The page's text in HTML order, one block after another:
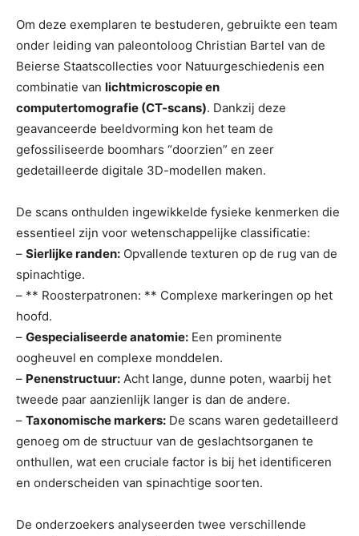
Om deze exemplaren te bestuderen, gebruikte een team
onder leiding van paleontoloog Christian Bartel van de
Beierse Staatscollecties voor Natuurgeschiedenis een
combinatie van lichtmicroscopie en
computertomografie (CT-scans). Dankzij deze
geavanceerde beeldvorming kon het team de
gefossiliseerde boomhars “doorzien” en zeer
gedetailleerde digitale 3D-modellen maken.
De scans onthulden ingewikkelde fysieke kenmerken die
essentieel zijn voor wetenschappelijke classificatie:
– Sierlijke randen: Opvallende texturen op de rug van de
spinachtige.
– ** Roosterpatronen: ** Complexe markeringen op het
hoofd.
– Gespecialiseerde anatomie: Een prominente
oogheuvel en complexe monddelen.
– Penenstructuur: Acht lange, dunne poten, waarbij het
tweede paar aanzienlijk langer is dan de andere.
– Taxonomische markers: De scans waren gedetailleerd
genoeg om de structuur van de geslachtsorganen te
onthullen, wat een cruciale factor is bij het identificeren
en onderscheiden van spinachtige soorten.
De onderzoekers analyseerden twee verschillende